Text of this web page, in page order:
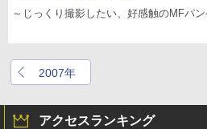
～じっくり撮影したい、好感触のMFパ
2007年
アクセスランキング